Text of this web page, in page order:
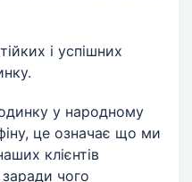
і успішних
у народному
це означає що ми
клієнтів
чого